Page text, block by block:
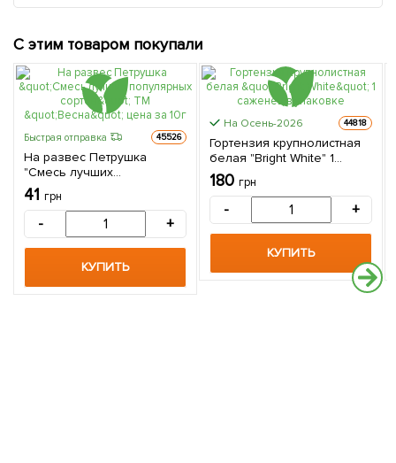
С этим товаром покупали
Быстрая отправка 45526
На развес Петрушка
"Смесь лучших
популярных сортов" ТМ
"Весна" цена за 10г
41 грн
- +
КУПИТЬ
На Осень-2026 44818
Гортензия крупнолистная
белая "Bright White" 1
саженец в упаковке
180 грн
- +
КУПИТЬ